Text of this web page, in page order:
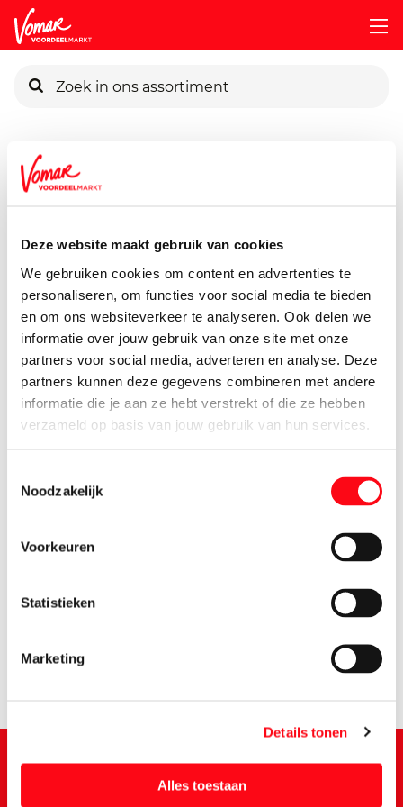
Deze website maakt gebruik van cookies
We gebruiken cookies om content en advertenties te
personaliseren, om functies voor social media te bieden
en om ons websiteverkeer te analyseren. Ook delen we
informatie over jouw gebruik van onze site met onze
partners voor social media, adverteren en analyse. Deze
partners kunnen deze gegevens combineren met andere
informatie die je aan ze hebt verstrekt of die ze hebben
verzameld op basis van jouw gebruik van hun services.
Noodzakelijk
Voorkeuren
Statistieken
Marketing
Details tonen
Alles toestaan
Pincode vergeten
Persoonlijk KIK-account
Assortiment
500 ml
1.92